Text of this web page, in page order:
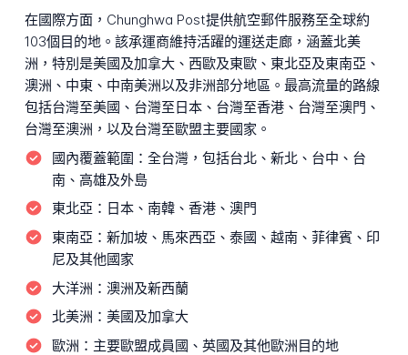
在國際方面，Chunghwa Post提供航空郵件服務至全球約
103個目的地。該承運商維持活躍的運送走廊，涵蓋北美
洲，特別是美國及加拿大、西歐及東歐、東北亞及東南亞、
澳洲、中東、中南美洲以及非洲部分地區。最高流量的路線
包括台灣至美國、台灣至日本、台灣至香港、台灣至澳門、
台灣至澳洲，以及台灣至歐盟主要國家。
國內覆蓋範圍： 全台灣，包括台北、新北、台中、台
南、高雄及外島
東北亞： 日本、南韓、香港、澳門
東南亞： 新加坡、馬來西亞、泰國、越南、菲律賓、印
尼及其他國家
大洋洲： 澳洲及新西蘭
北美洲： 美國及加拿大
歐洲： 主要歐盟成員國、英國及其他歐洲目的地